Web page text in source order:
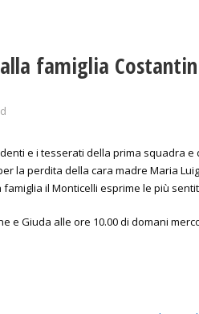
famiglia
e i tesserati della prima squadra e
la perdita della cara madre Maria
il Monticelli esprime le più
e Giuda alle ore 10.00 di domani